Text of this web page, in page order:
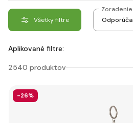
Všetky filtre
Zoradenie
Aplikované filtre:
2540 produktov
-26%